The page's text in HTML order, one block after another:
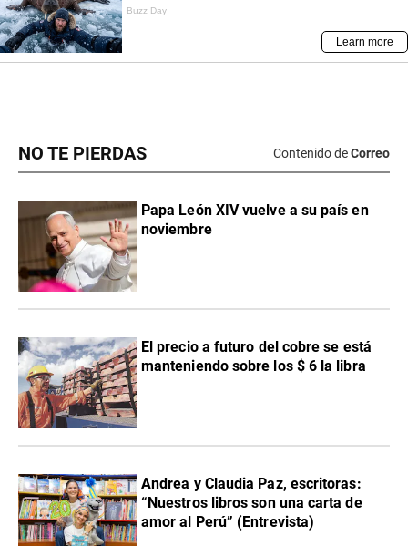
NO TE PIERDAS Contenido deCorreo
Papa León XIV vuelve a su país en
noviembre
El precio a futuro del cobre se está
manteniendo sobre los $ 6 la libra
Andrea y Claudia Paz, escritoras:
“Nuestros libros son una carta de
amor al Perú” (Entrevista)